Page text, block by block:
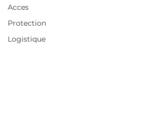
Acces
Protection
Logistique